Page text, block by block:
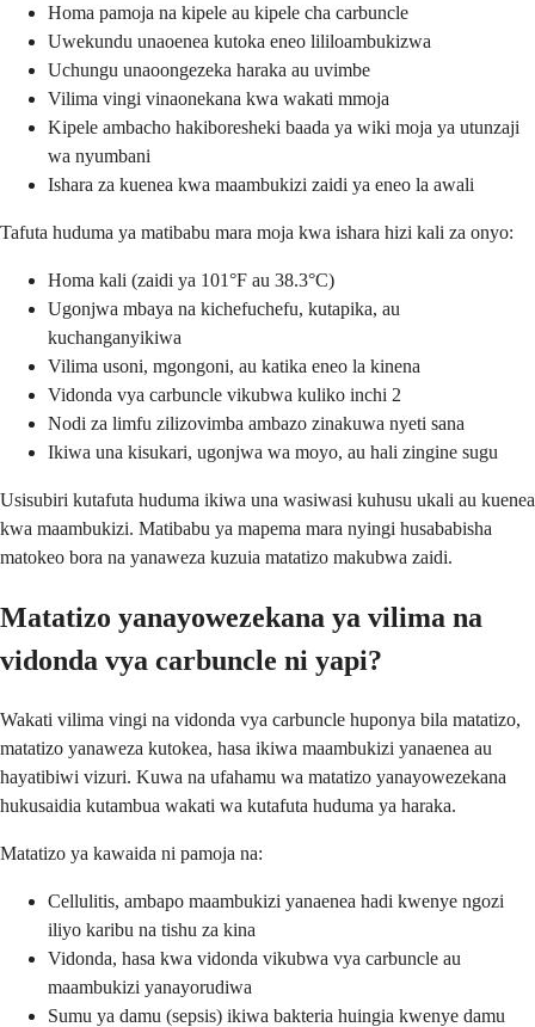
Homa pamoja na kipele au kipele cha carbuncle
Uwekundu unaoenea kutoka eneo lililoambukizwa
Uchungu unaoongezeka haraka au uvimbe
Vilima vingi vinaonekana kwa wakati mmoja
Kipele ambacho hakiboresheki baada ya wiki moja ya utunzaji
wa nyumbani
Ishara za kuenea kwa maambukizi zaidi ya eneo la awali
Tafuta huduma ya matibabu mara moja kwa ishara hizi kali za onyo:
Homa kali (zaidi ya 101°F au 38.3°C)
Ugonjwa mbaya na kichefuchefu, kutapika, au
kuchanganyikiwa
Vilima usoni, mgongoni, au katika eneo la kinena
Vidonda vya carbuncle vikubwa kuliko inchi 2
Nodi za limfu zilizovimba ambazo zinakuwa nyeti sana
Ikiwa una kisukari, ugonjwa wa moyo, au hali zingine sugu
Usisubiri kutafuta huduma ikiwa una wasiwasi kuhusu ukali au kuenea
kwa maambukizi. Matibabu ya mapema mara nyingi husababisha
matokeo bora na yanaweza kuzuia matatizo makubwa zaidi.
Matatizo yanayowezekana ya vilima na
vidonda vya carbuncle ni yapi?
Wakati vilima vingi na vidonda vya carbuncle huponya bila matatizo,
matatizo yanaweza kutokea, hasa ikiwa maambukizi yanaenea au
hayatibiwi vizuri. Kuwa na ufahamu wa matatizo yanayowezekana
hukusaidia kutambua wakati wa kutafuta huduma ya haraka.
Matatizo ya kawaida ni pamoja na:
Cellulitis, ambapo maambukizi yanaenea hadi kwenye ngozi
iliyo karibu na tishu za kina
Vidonda, hasa kwa vidonda vikubwa vya carbuncle au
maambukizi yanayorudiwa
Sumu ya damu (sepsis) ikiwa bakteria huingia kwenye damu